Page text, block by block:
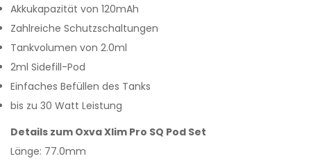
Akkukapazität von 120mAh
Zahlreiche Schutzschaltungen
Tankvolumen von 2.0ml
2ml Sidefill-Pod
Einfaches Befüllen des Tanks
bis zu 30 Watt Leistung
Details zum Oxva Xlim Pro SQ Pod Set
Länge: 77.0mm